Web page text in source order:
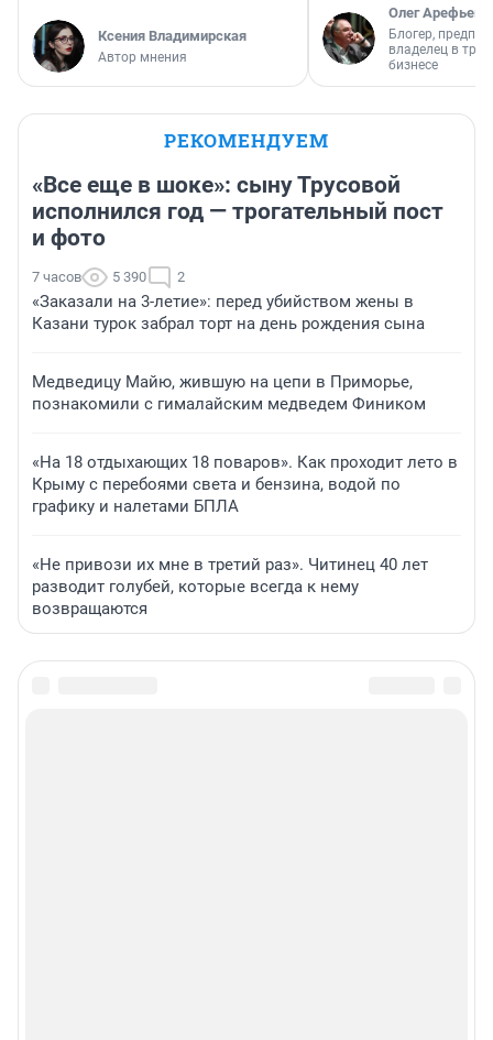
Ксения Владимирская
Автор мнения
Олег Арефьев
Блогер,
владелец в
бизнесе
РЕКОМЕНДУЕМ
«Все еще в шоке»: сыну Трусовой
исполнился год — трогательный пост
и фото
7 часов 5 390 2
«Заказали на 3-летие»: перед убийством жены в
Казани турок забрал торт на день рождения сына
Медведицу Майю, жившую на цепи в Приморье,
познакомили с гималайским медведем Фиником
«На 18 отдыхающих 18 поваров». Как проходит лето в
Крыму с перебоями света и бензина, водой по
графику и налетами БПЛА
«Не привози их мне в третий раз». Читинец 40 лет
разводит голубей, которые всегда к нему
возвращаются